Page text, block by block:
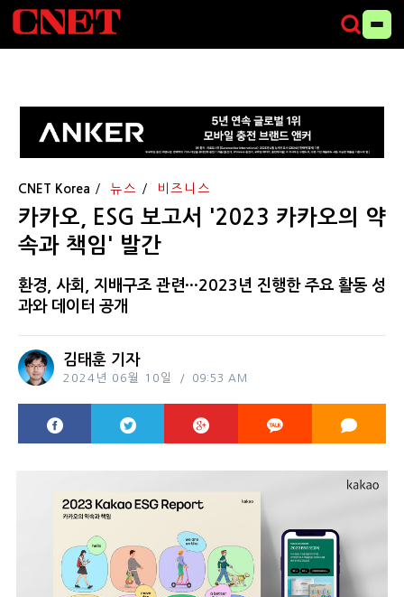
CNET Korea 뉴스 비즈니스
카카오, ESG 보고서 '2023 카카오의 약
속과 책임' 발간
환경, 사회, 지배구조 관련···2023년 진행한 주요 활동 성
과와 데이터 공개
김태훈 기자
2024년 06월 10일 09:53 AM